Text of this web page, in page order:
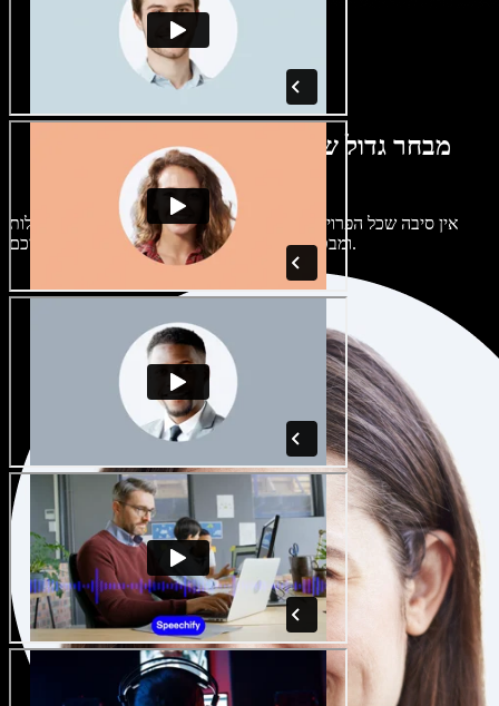
מבחר גדול של קולות נשים וגברים במגוון
מבטאים
אין סיבה שכל הפרויקטים יישמעו אותו דבר. בחרו מתוך מאות קולות
ומבטאים של בינה מלאכותית והתאימו אותם אליכם.